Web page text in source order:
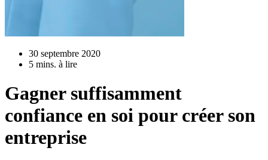
30 septembre 2020
5 mins. à lire
Gagner suffisamment
confiance en soi pour créer son
entreprise